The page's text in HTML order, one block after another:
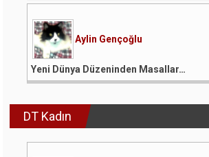
Aylin Gençoğlu
Yeni Dünya Düzeninden Masallar…
DT Kadın